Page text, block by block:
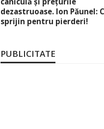
dezastruoase. Ion Păunel:
sprijin pentru pierderi!
PUBLICITATE